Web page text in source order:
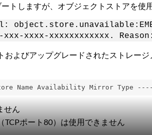
トしますが、オブジェクトストアを使
xxxx-xxxxxxxxxxxx.
よびアップグレードされたストレー
Name Availability Mirror Type
せん
TCPポート80）は使用できません